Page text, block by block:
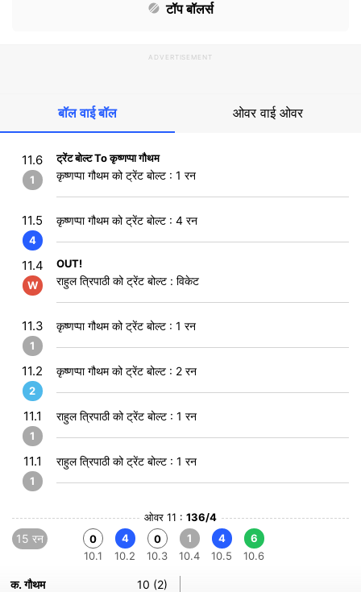
टॉप बॉलर्स
ADVERTISEMENT
बॉल वाई बॉल ओवर वाई ओवर
11.6
1
ट्रेंट बोल्ट To कृष्णप्पा गौथम
कृष्णप्पा गौथम को ट्रेंट बोल्ट : 1 रन
11.5
4
कृष्णप्पा गौथम को ट्रेंट बोल्ट : 4 रन
11.4
W
OUT!
राहुल त्रिपाठी को ट्रेंट बोल्ट : विकेट
11.3
1
कृष्णप्पा गौथम को ट्रेंट बोल्ट : 1 रन
11.2
2
कृष्णप्पा गौथम को ट्रेंट बोल्ट : 2 रन
11.1
1
राहुल त्रिपाठी को ट्रेंट बोल्ट : 1 रन
11.1
1
राहुल त्रिपाठी को ट्रेंट बोल्ट : 1 रन
ओवर 11 : 136/4
15 रन
0
10.1
4
10.2
0
10.3
1
10.4
4
10.5
6
10.6
क. गौथम
10 (2)